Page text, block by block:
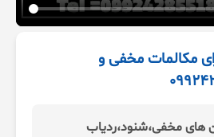
مکالمات مخفی و
های مخفی،شنود،ردیاب